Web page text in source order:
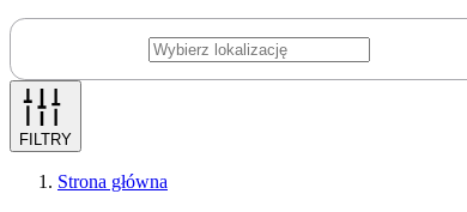
FILTRY
Strona główna